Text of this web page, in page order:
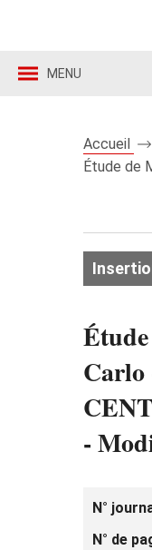
MENU
Accueil
Étude de
Carlo
-
N°
N° de